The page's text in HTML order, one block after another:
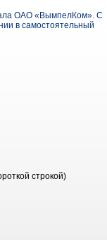
ОАО «ВымпелКом». С
в самостоятельный
строкой)